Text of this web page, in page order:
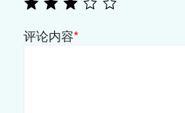
评论内容*